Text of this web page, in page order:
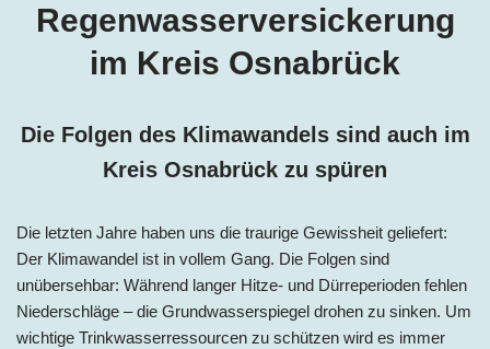
Regenwasserversickerung
im Kreis Osnabrück
Die Folgen des Klimawandels sind auch im
Kreis Osnabrück zu spüren
Die letzten Jahre haben uns die traurige Gewissheit geliefert:
Der Klimawandel ist in vollem Gang. Die Folgen sind
unübersehbar: Während langer Hitze- und Dürreperioden fehlen
Niederschläge – die Grundwasserspiegel drohen zu sinken. Um
wichtige Trinkwasserressourcen zu schützen wird es immer